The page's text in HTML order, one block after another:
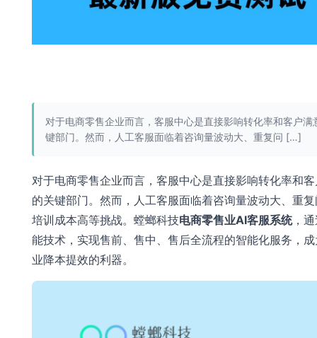
对于电商零售企业而言，客服中心是直接影响转化率和客户满
键部门。然而，人工客服面临着咨询量波动大、重复问 […]
对于电商零售企业而言，客服中心是直接影响转化率和
的关键部门。然而，人工客服面临着咨询量波动大、重
培训成本高等挑战。螳螂科技电商零售业AI客服系统，
能技术，实现售前、售中、售后全流程的智能化服务，
业降本提效的利器。